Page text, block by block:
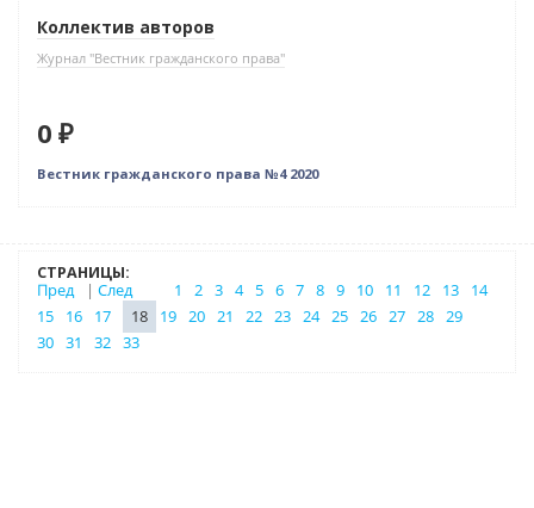
Коллектив авторов
Журнал "Вестник гражданского права"
0 ₽
Вестник гражданского права №4 2020
СТРАНИЦЫ:
Пред
| След 1 2 3 4 5 6 7 8 9 10 11 12 13
14
15
16 17 18 19 20 21 22 23 24 25 26 27 28 29
30 31 32 33